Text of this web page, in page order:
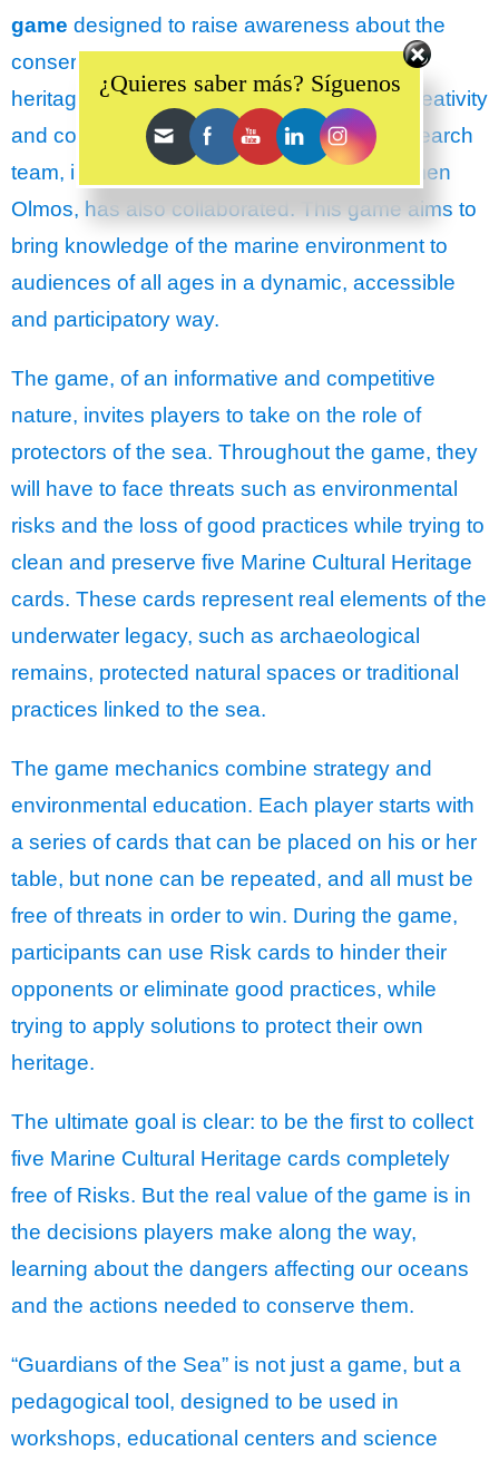
game designed to raise awareness about the
conservation of marine cultural and natural
heritage. The initiative was born from the creativity
and commitment of Ocean Art Project’s research
team, in which the project’s volunteer, Carmen
Olmos, has also collaborated. This game aims to
bring knowledge of the marine environment to
audiences of all ages in a dynamic, accessible
and participatory way.
The game, of an informative and competitive
nature, invites players to take on the role of
protectors of the sea. Throughout the game, they
will have to face threats such as environmental
risks and the loss of good practices while trying to
clean and preserve five Marine Cultural Heritage
cards. These cards represent real elements of the
underwater legacy, such as archaeological
remains, protected natural spaces or traditional
practices linked to the sea.
The game mechanics combine strategy and
environmental education. Each player starts with
a series of cards that can be placed on his or her
table, but none can be repeated, and all must be
free of threats in order to win. During the game,
participants can use Risk cards to hinder their
opponents or eliminate good practices, while
trying to apply solutions to protect their own
heritage.
The ultimate goal is clear: to be the first to collect
five Marine Cultural Heritage cards completely
free of Risks. But the real value of the game is in
the decisions players make along the way,
learning about the dangers affecting our oceans
and the actions needed to conserve them.
“Guardians of the Sea” is not just a game, but a
pedagogical tool, designed to be used in
workshops, educational centers and science
¿Quieres saber más? Síguenos